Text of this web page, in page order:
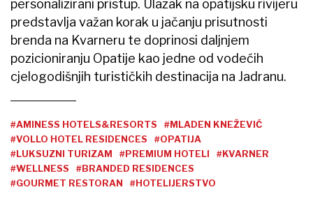
personalizirani pristup. Ulazak na opatijsku rivijeru
predstavlja važan korak u jačanju prisutnosti
brenda na Kvarneru te doprinosi daljnjem
pozicioniranju Opatije kao jedne od vodećih
cjelogodišnjih turističkih destinacija na Jadranu.
#AMINESS HOTELS&RESORTS
#MLADEN KNEŽEVIĆ
#VOLLO HOTEL RESIDENCES
#OPATIJA
#LUKSUZNI TURIZAM
#PREMIUM HOTELI
#KVARNER
#WELLNESS
#BRANDED RESIDENCES
#GOURMET RESTORAN
#HOTELIJERSTVO